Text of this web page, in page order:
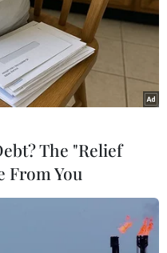
bùng nổ với "cơn
The "Relief
From You